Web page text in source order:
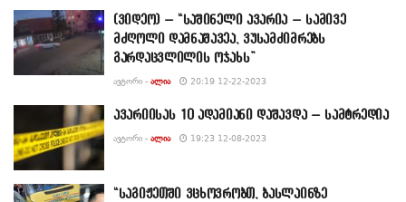
(ვიდეო) – “საშინელი ავარია – სამივე
მძღოლი დამნაშავეა, ვუსამძიმრებს
გარდაცვლილის ოჯახს”
ᲐᲕᲢᲝᲠᲘ - ᲐᲚᲘᲐ 20:19 12-22-2023
ავარიისას 10 ადამიანი დაშავდა – სამტრედია
ᲐᲕᲢᲝᲠᲘ - ᲐᲚᲘᲐ 19:23 12-08-2023
“საგიჟეთში ვცხოვრობთ, ბასლაინზე